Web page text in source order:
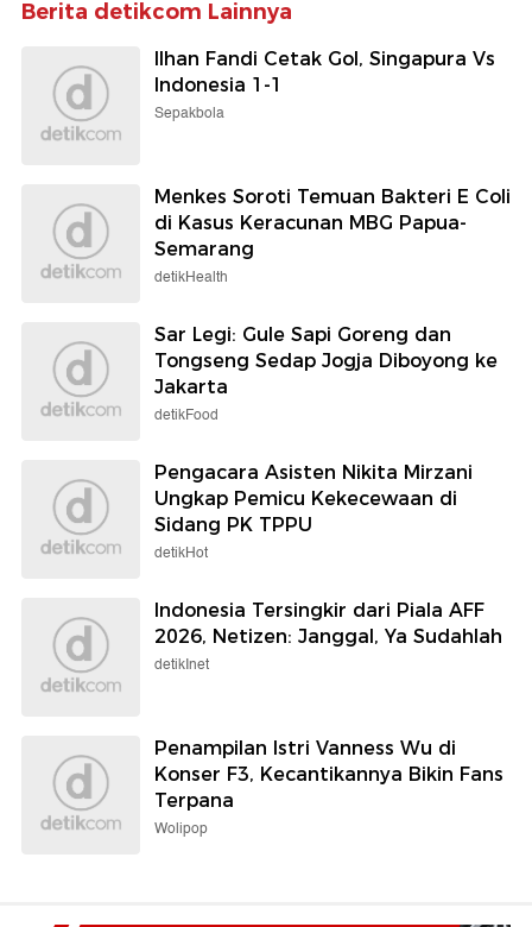
Berita detikcom Lainnya
Ilhan Fandi Cetak Gol, Singapura Vs
Indonesia 1-1
Sepakbola
Menkes Soroti Temuan Bakteri E Coli
di Kasus Keracunan MBG Papua-
Semarang
detikHealth
Sar Legi: Gule Sapi Goreng dan
Tongseng Sedap Jogja Diboyong ke
Jakarta
detikFood
Pengacara Asisten Nikita Mirzani
Ungkap Pemicu Kekecewaan di
Sidang PK TPPU
detikHot
Indonesia Tersingkir dari Piala AFF
2026, Netizen: Janggal, Ya Sudahlah
detikInet
Penampilan Istri Vanness Wu di
Konser F3, Kecantikannya Bikin Fans
Terpana
Wolipop